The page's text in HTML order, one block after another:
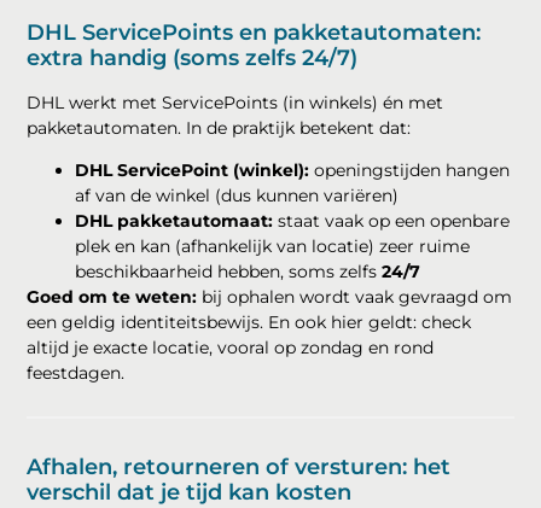
DHL ServicePoints en pakketautomaten:
extra handig (soms zelfs 24/7)
DHL werkt met ServicePoints (in winkels) én met
pakketautomaten. In de praktijk betekent dat:
DHL ServicePoint (winkel): openingstijden hangen
af van de winkel (dus kunnen variëren)
DHL pakketautomaat: staat vaak op een openbare
plek en kan (afhankelijk van locatie) zeer ruime
beschikbaarheid hebben, soms zelfs24/7
Goed om te weten: bij ophalen wordt vaak gevraagd om
een geldig identiteitsbewijs. En ook hier geldt: check
altijd je exacte locatie, vooral op zondag en rond
feestdagen.
Afhalen, retourneren of versturen: het
verschil dat je tijd kan kosten